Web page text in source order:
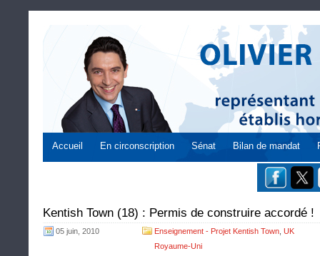
Accueil En circonscription Sénat Bilan de mandat
Kentish Town (18) : Permis de construire accordé !
05 juin, 2010 Enseignement - Projet Kentish Town UK
Royaume-Uni